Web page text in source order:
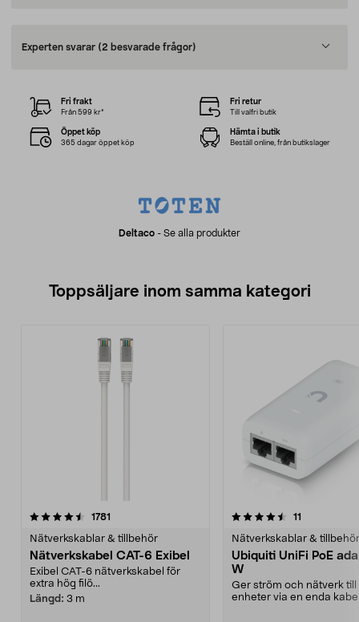
Experten svarar (2 besvarade frågor)
Deltaco - Se alla produkter
Fri frakt
Från 599 kr*
Fri retur
Till valfri butik
Öppet köp
365 dagar öppet köp
Hämta i butik
Beställ online, från butikslager
Toppsäljare inom samma kategori
1781
Nätverkskablar & tillbehör
Nätverkskabel CAT-6 Exibel
Exibel CAT-6 nätverkskabel för
extra hög filö...
Längd: 3 m
4.5 av 5 stjärnor 11
Nätverkskablar & tillbehör
Ubiquiti UniFi PoE
W
Ger ström och nätverk till
enheter via en enda
4.5 av 5 stjärnor